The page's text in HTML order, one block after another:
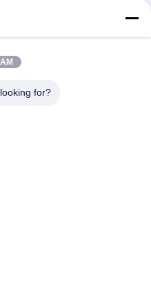
눌어붙지 않는 조리
for?